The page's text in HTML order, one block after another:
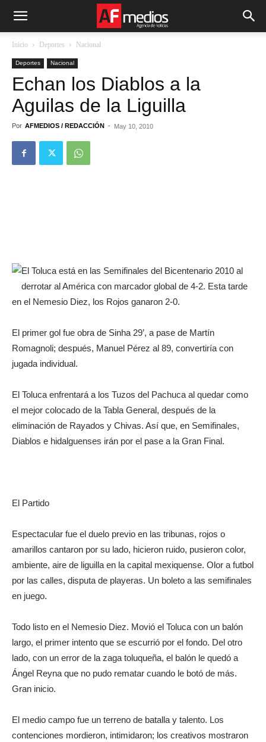
Inicio Deportes Nacional
Deportes Nacional
Echan los Diablos a la
Aguilas de la Liguilla
Por AFMEDIOS / REDACCIÓN - May 10, 2010
El Toluca está en las Semifinales del Bicentenario 2010 al
derrotar al América con marcador global de 4-2. Esta tarde
en el Nemesio Diez, los Rojos ganaron 2-0.
El primer gol fue obra de Sinha 29’, a pase de Martín
Romagnoli; después, Manuel Pérez al 89, convertiría con
jugada individual.
El Toluca enfrentará a los Tuzos del Pachuca al quedar como
el mejor colocado de la Tabla General, después de la
eliminación de Rayados y Chivas. Así que, en Semifinales,
Diablos e hidalguenses irán por el pase a la Gran Final.
El Partido
Espectacular fue el duelo previo en las tribunas, rojos o
amarillos cantaron por su lado, hicieron ruido, pusieron color,
ambiente, aire de liguilla en la capital mexiquense. Olor a futbol
por las calles, disputa de playeras. Un boleto a las semifinales
en juego.
Todo listo en el Nemesio Diez. Movió el Toluca con un balón
largo, el primer intento que se escurrió por el fondo. Del otro
lado, con un error de la zaga toluqueña, el balón le quedó a
Ángel Reyna que no pudo rematar cuando le botó de más.
Gran inicio.
El medio campo fue un terreno de batalla y talento. Los
contenciones mordieron, intimidaron; los creativos mostraron